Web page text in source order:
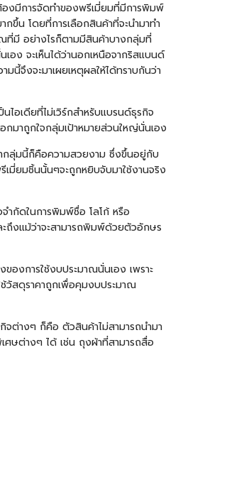
องมีการจัดทำของพรีเมี่ยมที่มีการพิมพ์
ขึ้น โดยที่การเลือกสินค้าที่จะนำมาทำ
ที่มี อย่างไรก็ตามมีสินค้าบางกลุ่มที่
อง จะเห็นได้ว่านอกเหนือจากริสแบนด์
นี้จึงจะมาเผยเหตุผลให้ได้ทราบกันว่า
ไอเดียที่ไม่เวิร์กสำหรับแบรนด์ธุรกิจ
มาถูกใจกลุ่มเป้าหมายส่วนใหญ่นั่นเอง
ากลุ่มนี้ก็คือความสวยงาม ซึ่งขึ้นอยู่กับ
มี่ยมชิ้นนั้นๆจะถูกหยิบจับมาใช้งานจริง
ำกัดในการพิมพ์ชื่อ โลโก้ หรือ
ถึงแม้ว่าจะสามารถพิมพ์ด้วยตัวอักษร
องการใช้งบประมาณนั่นเอง เพราะ
วัสดุราคาถูกเพื่อคุมงบประมาณ
จต่างๆ ก็คือ ตัวสินค้าไม่สามารถนำมา
ศษต่างๆ ได้ เช่น ถุงผ้าที่สามารถสื่อ